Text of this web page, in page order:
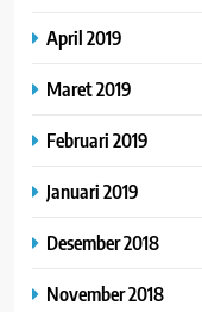
April 2019
Maret 2019
Februari 2019
Januari 2019
Desember 2018
November 2018